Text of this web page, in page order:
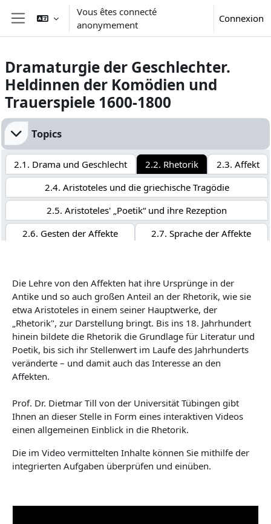
Passer au contenu principal
Panneau latéral
Vous êtes connecté
anonymement
Connexion
Dramaturgie der Geschlechter.
Heldinnen der Komödien und
Trauerspiele 1600-1800
Résumé de section
Topics
2.1. Drama und Geschlecht 2.2. Rhetorik
2.3. Affekt
2.4. Aristoteles und die griechische Tragödie
2.5. Aristoteles' „Poetik“ und ihre Rezeption
2.6. Gesten der Affekte
2.7. Sprache der Affekte
Die Lehre von den Affekten hat ihre Ursprünge in der
Antike und so auch großen Anteil an der Rhetorik, wie sie
etwa Aristoteles in einem seiner Hauptwerke, der
„Rhetorik", zur Darstellung bringt. Bis ins 18. Jahrhundert
hinein bildete die Rhetorik die Grundlage für Literatur und
Poetik, bis sich ihr Stellenwert im Laufe des Jahrhunderts
veränderte – und damit auch das Interesse an den
Affekten.
Prof. Dr. Dietmar Till von der Universität Tübingen gibt
Ihnen an dieser Stelle in Form eines interaktiven Videos
einen allgemeinen Einblick in die Rhetorik.
Die im Video vermittelten Inhalte können Sie mithilfe der
integrierten Aufgaben überprüfen und einüben.